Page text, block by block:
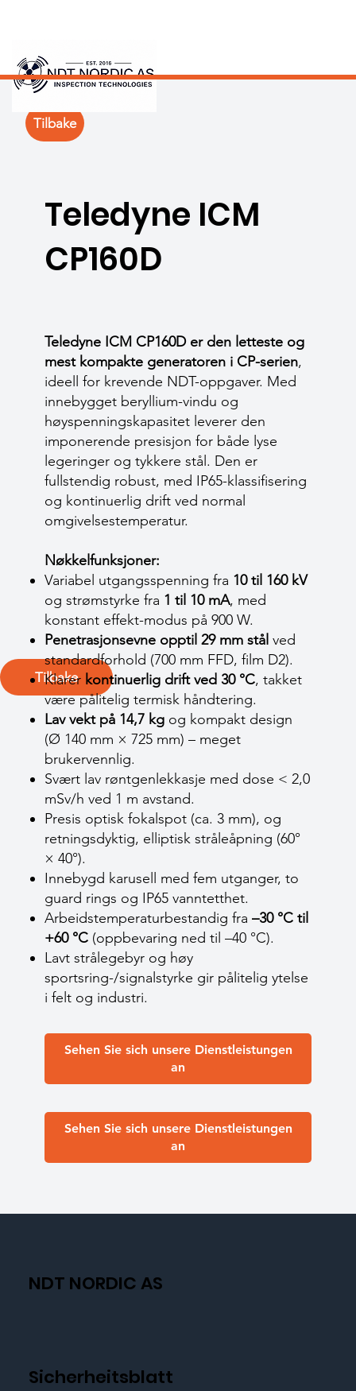
Tilbake
Teledyne ICM
CP160D
Teledyne ICM CP160D er den letteste og
mest kompakte generatoren i CP-serien,
ideell for krevende NDT-oppgaver. Med
innebygget beryllium-vindu og
høyspenningskapasitet leverer den
imponerende presisjon for både lyse
legeringer og tykkere stål. Den er
fullstendig robust, med IP65-klassifisering
og kontinuerlig drift ved normal
omgivelsestemperatur.
Nøkkelfunksjoner:
Variabel utgangsspenning fra 10 til 160 kV
og strømstyrke fra 1 til 10 mA, med
konstant effekt-modus på 900 W.
Penetrasjonsevne opptil 29 mm stål ved
standardforhold (700 mm FFD, film D2).
Klarer kontinuerlig drift ved 30 °C, takket
være pålitelig termisk håndtering.
Lav vekt på 14,7 kg og kompakt design
(Ø 140 mm × 725 mm) – meget
brukervennlig.
Svært lav røntgenlekkasje med dose < 2,0
mSv/h ved 1 m avstand.
Presis optisk fokalspot (ca. 3 mm), og
retningsdyktig, elliptisk stråleåpning (60°
× 40°).
Innebygd karusell med fem utganger, to
guard rings og IP65 vanntetthet.
Arbeidstemperaturbestandig fra –30 °C til
+60 °C (oppbevaring ned til –40 °C).
Lavt strålegebyr og høy
sportsring-/signalstyrke gir pålitelig ytelse
i felt og industri.
Sehen Sie sich unsere Dienstleistungen
an
Sehen Sie sich unsere Dienstleistungen
an
Tilbake
NDT NORDIC AS
Sicherheitsblatt